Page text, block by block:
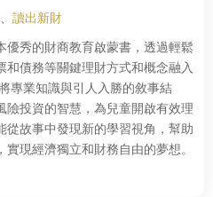
、 讀出新財
秀的財商教育啟蒙書，透過輕鬆
債務等關鍵理財方式和概念融入
專業知識與引人入勝的敘事結
投資的智慧，為兒童開啟有效理
從故事中發現新的學習視角，幫助
現經濟獨立和財務自由的夢想。